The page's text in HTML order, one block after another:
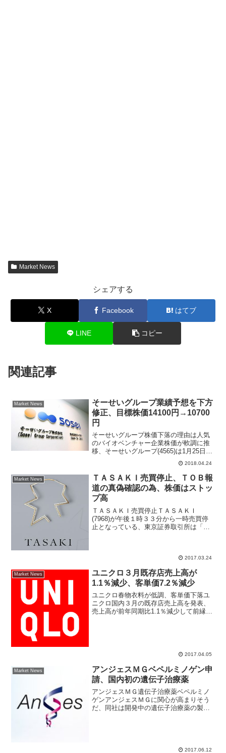
Market News
シェアする
X Facebook はてブ
LINE コピー
関連記事
Market News
そーせいグループ業績予想を下方
修正、目標株価14100円→10700
円
そーせいグループ株価下落の理由は人気
のバイオベンチャー企業株価が軟調に推
移、そーせいグループ(4565)は1月25日高
値12780円から4月23日安値7210円まで大
幅に値下がりした。現在も年初来安値を
更新したばかりの安値圏で推移してい
る。...
2018.04.24
Market News
ＴＡＳＡＫＩ売買停止、ＴＯＢ報
道の真偽確認の為、株価はストッ
プ高
ＴＡＳＡＫＩ売買停止ＴＡＳＡＫＩ
(7968)が午後１時３３分から一時売買停
止となっている、東京証券取引所は「公
2017.03.24
Market News
ユニクロ３月既存店売上高が
1.1％減少、客単価7.2％減少
ユニクロ春物衣料が低調、客単価下落ユ
ニクロ国内３月の既存店売上高を発表、
売上高が前年同期比1.1％減少して前縁を
2017.04.05
Market News
アンジェスＭＧベペルミノゲン申
請、国内初の遺伝子治療薬
アンジェスＭＧ遺伝子治療薬ベペルミノ
ゲンアンジェスＭＧに関心が高まりそう
だ、同社は開発中の遺伝子治療薬の製造
2017.06.12